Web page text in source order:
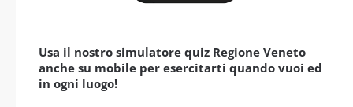
Usa il nostro simulatore quiz Regione Veneto
anche su mobile per esercitarti quando vuoi ed
in ogni luogo!